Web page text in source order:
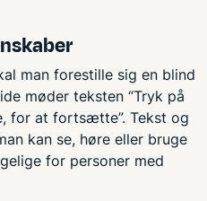
man forestille sig en blind
møder teksten “Tryk på
for at fortsætte”. Tekst og
kan se, høre eller bruge
for personer med